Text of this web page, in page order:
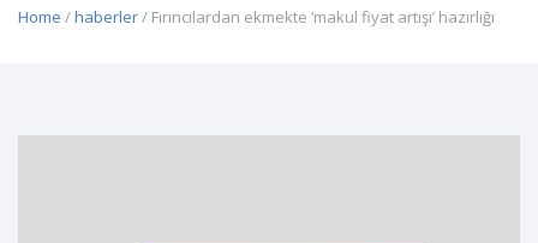
Home /haberler/ Fırıncılardan ekmekte ‘makul fiyat artışı’ hazırlığı